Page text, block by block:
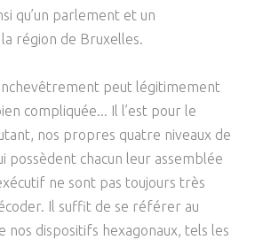
qu’un parlement et un
région de Bruxelles.
peut légitimement
compliquée... Il l’est pour le
nos propres quatre niveaux de
possèdent chacun leur assemblée
ne sont pas toujours très
Il suffit de se référer au
nos dispositifs hexagonaux, tels les